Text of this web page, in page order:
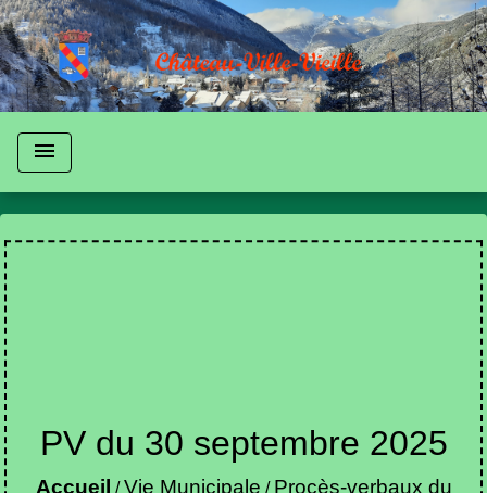
menu
PV du 30 septembre 2025
Accueil /Vie Municipale / Procès-verbaux du